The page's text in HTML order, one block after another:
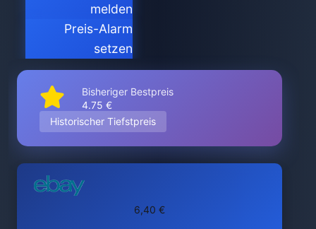
melden
Preis-Alarm
setzen
Bisheriger Bestpreis
4.75 €
Historischer Tiefstpreis
6,40 €